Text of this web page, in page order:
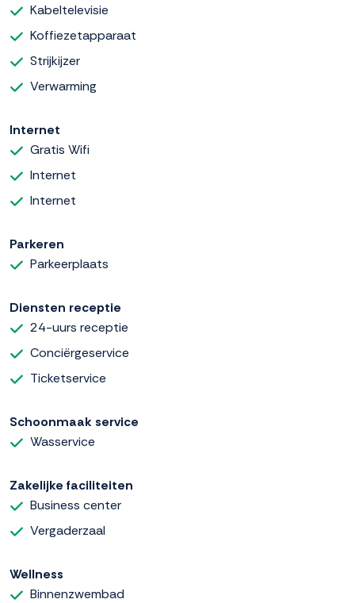
Kabeltelevisie
Koffiezetapparaat
Strijkijzer
Verwarming
Internet
Gratis Wifi
Internet
Internet
Parkeren
Parkeerplaats
Diensten receptie
24-uurs receptie
Conciërgeservice
Ticketservice
Schoonmaak service
Wasservice
Zakelijke faciliteiten
Business center
Vergaderzaal
Wellness
Binnenzwembad